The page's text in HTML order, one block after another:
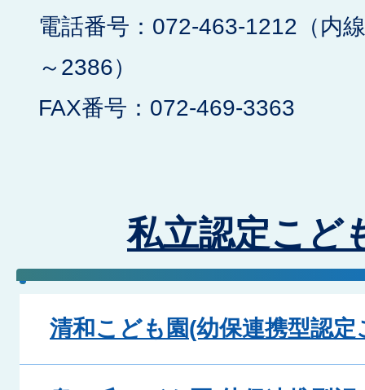
電話番号：072-463-1212（内
～2386）
FAX番号：072-469-3363
私立認定こど
清和こども園(幼保連携型認定